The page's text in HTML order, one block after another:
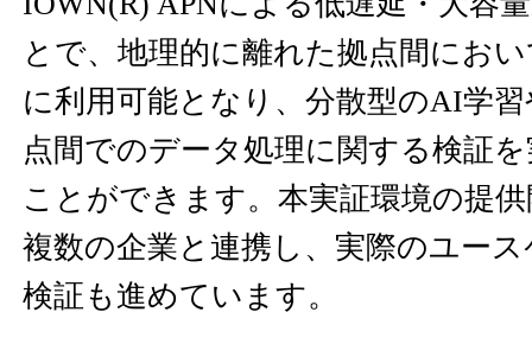
とで、地理的に離れた拠点間にお
に利用可能となり、分散型のAI学
点間でのデータ処理に関する検証
ことができます。本実証環境の提
複数の企業と連携し、実際のユー
検証も進めています。